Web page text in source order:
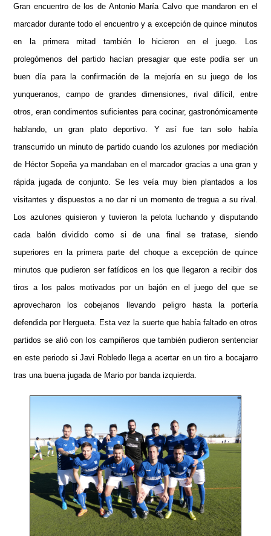
Gran encuentro de los de Antonio María Calvo que mandaron en el
marcador durante todo el encuentro y a excepción de quince minutos
en la primera mitad también lo hicieron en el juego. Los
prolegómenos del partido hacían presagiar que este podía ser un
buen día para la confirmación de la mejoría en su juego de los
yunqueranos, campo de grandes dimensiones, rival difícil, entre
otros, eran condimentos suficientes para cocinar, gastronómicamente
hablando, un gran plato deportivo. Y así fue tan solo había
transcurrido un minuto de partido cuando los azulones por mediación
de Héctor Sopeña ya mandaban en el marcador gracias a una gran y
rápida jugada de conjunto. Se les veía muy bien plantados a los
visitantes y dispuestos a no dar ni un momento de tregua a su rival.
Los azulones quisieron y tuvieron la pelota luchando y disputando
cada balón dividido como si de una final se tratase, siendo
superiores en la primera parte del choque a excepción de quince
minutos que pudieron ser fatídicos en los que llegaron a recibir dos
tiros a los palos motivados por un bajón en el juego del que se
aprovecharon los cobejanos llevando peligro hasta la portería
defendida por Hergueta. Esta vez la suerte que había faltado en otros
partidos se alió con los campiñeros que también pudieron sentenciar
en este periodo si Javi Robledo llega a acertar en un tiro a bocajarro
tras una buena jugada de Mario por banda izquierda.